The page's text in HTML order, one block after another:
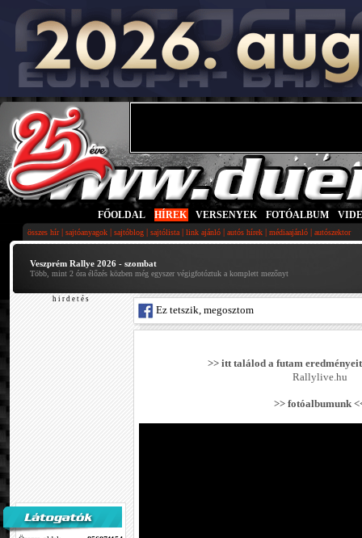
FŐOLDAL HÍREK VERSENYEK FOTÓALBUM
összes hír| sajtóanyagok | sajtóblog | sajtólista | link ajánló | autós hírek | médiaajánló | autószektor
Veszprém Rallye 2026 - szombat
Több, mint 2 óra élőzés közben még egyszer végigfotóztuk a komplett mezőnyt
h i r d e t é s
Ez tetszik, megosztom
>> itt találod a futam
Rallylive.hu
>> fotóalbumunk